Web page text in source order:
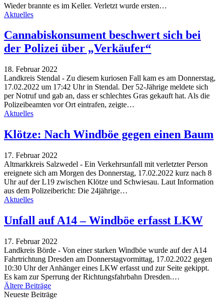
Wieder brannte es im Keller. Verletzt wurde ersten…
Aktuelles
Cannabiskonsument beschwert sich bei
der Polizei über „Verkäufer“
18. Februar 2022
Landkreis Stendal - Zu diesem kuriosen Fall kam es am Donnerstag,
17.02.2022 um 17:42 Uhr in Stendal. Der 52-Jährige meldete sich
per Notruf und gab an, dass er schlechtes Gras gekauft hat. Als die
Polizeibeamten vor Ort eintrafen, zeigte…
Aktuelles
Klötze: Nach Windböe gegen einen Baum
17. Februar 2022
Altmarkkreis Salzwedel - Ein Verkehrsunfall mit verletzter Person
ereignete sich am Morgen des Donnerstag, 17.02.2022 kurz nach 8
Uhr auf der L19 zwischen Klötze und Schwiesau. Laut Information
aus dem Polizeibericht: Die 24jährige…
Aktuelles
Unfall auf A14 – Windböe erfasst LKW
17. Februar 2022
Landkreis Börde - Von einer starken Windböe wurde auf der A14
Fahrtrichtung Dresden am Donnerstagvormittag, 17.02.2022 gegen
10:30 Uhr der Anhänger eines LKW erfasst und zur Seite gekippt.
Es kam zur Sperrung der Richtungsfahrbahn Dresden.…
Ältere Beiträge
Neueste Beiträge